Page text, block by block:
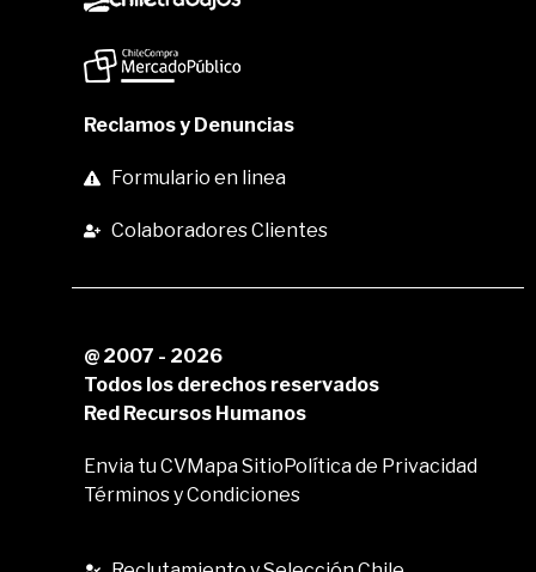
Reclamos y Denuncias
Formulario en linea
Colaboradores Clientes
@ 2007 - 2026
Todos los derechos reservados
Red Recursos Humanos
Envia tu CVMapa SitioPolítica de Privacidad
Términos y Condiciones